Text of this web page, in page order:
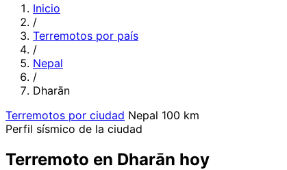
Inicio
/
Terremotos por país
/
Nepal
/
Dharān
Terremotos por ciudad Nepal 100 km
Perfil sísmico de la ciudad
Terremoto en Dharān hoy